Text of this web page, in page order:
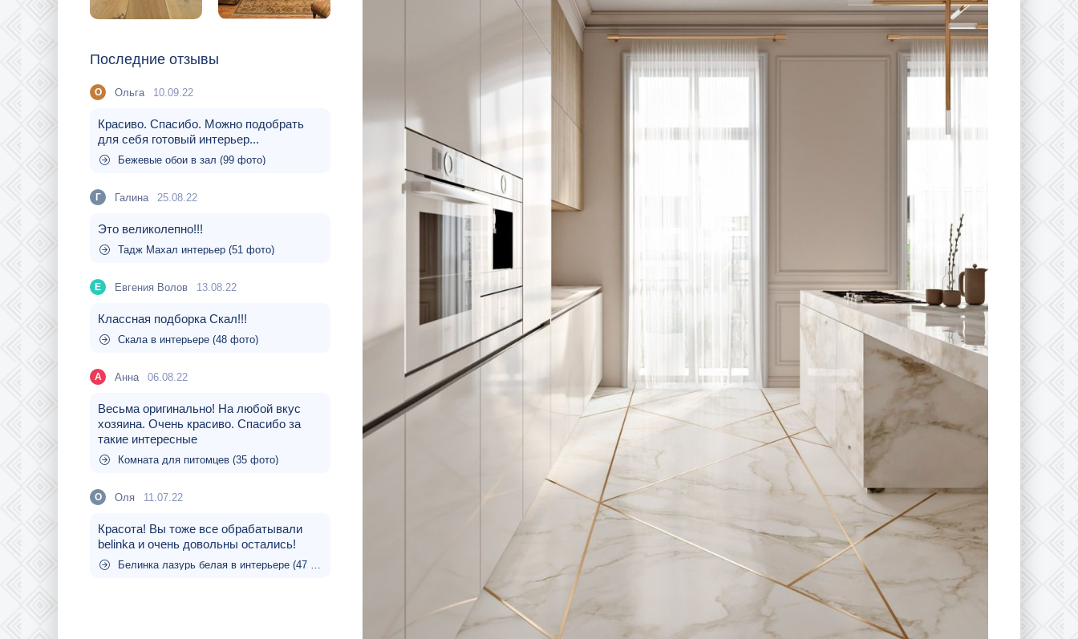
Последние отзывы
О Ольга 10.09.22
Красиво. Спасибо. Можно подобрать
для себя готовый интерьер...
Бежевые обои в зал (99 фото)
Г Галина 25.08.22
Это великолепно!!!
Тадж Махал интерьер (51 фото)
Е Евгения Волов 13.08.22
Классная подборка Скал!!!
Скала в интерьере (48 фото)
A Aнна 06.08.22
Весьма оригинально! На любой вкус
хозяина. Очень красиво. Спасибо за
такие интересные
Комната для питомцев (35 фото)
О Оля 11.07.22
Красота! Вы тоже все обрабатывали
belinka и очень довольны остались!
Белинка лазурь белая в интерьере (47 фото)